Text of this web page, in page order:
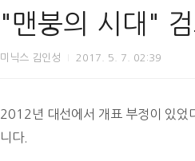
"맨붕의 시대"
미닉스 김인성 2017. 5. 7. 02:39
2012년 대선에서 개표 부정이 있었
니다.